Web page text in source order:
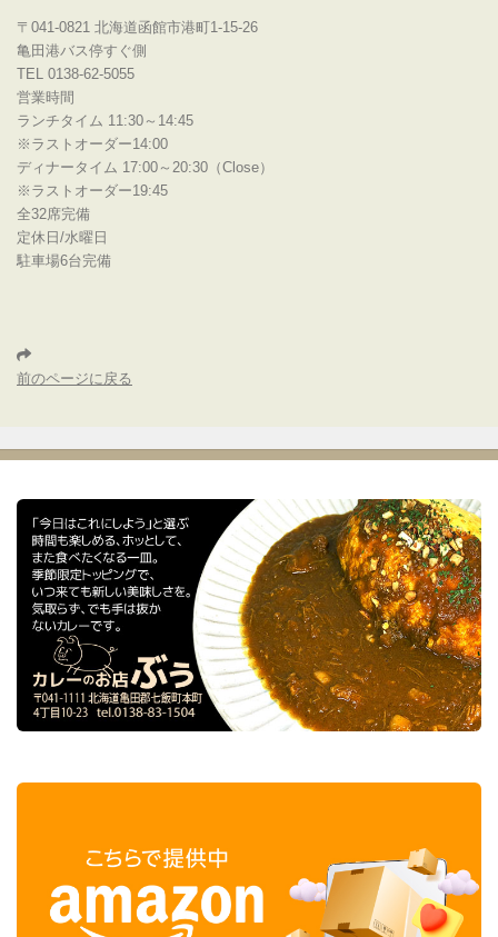
〒041-0821 北海道函館市港町1-15-26
亀田港バス停すぐ側
TEL 0138-62-5055
営業時間
ランチタイム 11:30～14:45
※ラストオーダー14:00
ディナータイム 17:00～20:30（Close）
※ラストオーダー19:45
全32席完備
定休日/水曜日
駐車場6台完備
前のページに戻る